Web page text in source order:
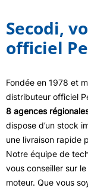
Secodi,
officiel
Fondée en 1978 et
distributeur officiel
8 agences
dispose d’un stock
une livraison rapide
Notre équipe de
vous conseiller sur
moteur. Que vous